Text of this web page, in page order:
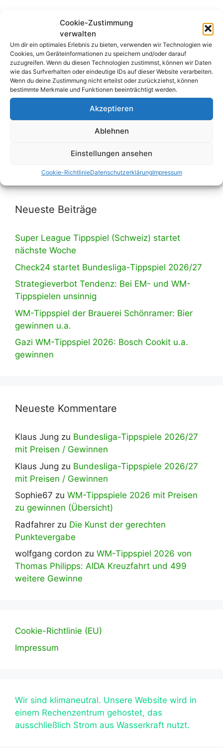
Cookie-Zustimmung
verwalten
Um dir ein optimales Erlebnis zu bieten, verwenden wir Technologien wie
Cookies, um Geräteinformationen zu speichern und/oder darauf
zuzugreifen. Wenn du diesen Technologien zustimmst, können wir Daten
wie das Surfverhalten oder eindeutige IDs auf dieser Website verarbeiten.
Wenn du deine Zustimmung nicht erteilst oder zurückziehst, können
bestimmte Merkmale und Funktionen beeinträchtigt werden.
Akzeptieren
Ablehnen
Einstellungen ansehen
Cookie-RichtlinieDatenschutzerklärungImpressum
Kategorien
Allgemein,Blog
Schlagwörter
,Elfmeter,
Regeländerung,Schiedsrichter,Strafstoß
1 Kommentar
Wir haben umgebaut! Eine Liste mit all
unseren Tippspielen findest du ab sofort auf
über die Navigation.
Neueste Beiträge
Super League Tippspiel (Schweiz) startet
nächste Woche
Check24 startet Bundesliga-Tippspiel 2026/27
Strategieverbot Tendenz: Bei EM- und WM-
Tippspielen unsinnig
WM-Tippspiel der Brauerei Schönramer: Bier
gewinnen u.a.
Gazi WM-Tippspiel 2026: Bosch Cookit u.a.
gewinnen
Neueste Kommentare
Klaus Jung zu Bundesliga-Tippspiele 2026/27
mit Preisen / Gewinnen
Klaus Jung zu Bundesliga-Tippspiele 2026/27
mit Preisen / Gewinnen
Sophie67 zu WM-Tippspiele 2026 mit Preisen
zu gewinnen (Übersicht)
Radfahrer zu Die Kunst der gerechten
Punktevergabe
wolfgang cordon zu WM-Tippspiel 2026 von
Thomas Philipps: AIDA Kreuzfahrt und 499
weitere Gewinne
Cookie-Richtlinie (EU)
Impressum
Wir sind klimaneutral. Unsere Website wird in
einem Rechenzentrum gehostet, das
ausschließlich Strom aus Wasserkraft nutzt.